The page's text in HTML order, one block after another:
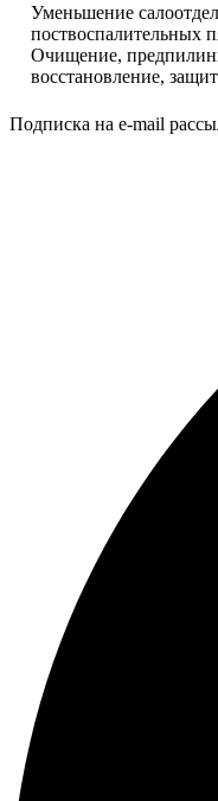
Уменьшение
поствоспалительных
Очищение,
восстановление,
Подписка на e-mail